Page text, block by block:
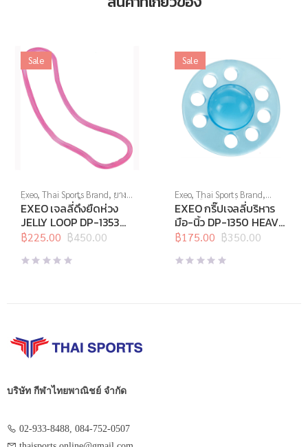
Sale
Exeo,Thai Sports Brand, ยาง
ยืด,สร้างกล้ามเนื้อ,สินค้าล็อต
สุดท้าย,อุปกรณ์คลายกล้ามเนื้อ
อุปกรณ์บริหารกาย,อุปกรณ์ยืด
เหยียด,อุปกรณ์สุขภาพเพื่อผู้สูง
วัย
อุปกรณ์เพื่อสุขภาพ
EXEO เจลลี่ดึงยืดห่วง
JELLY LOOP DP-1353
Light (ชมพู)
฿450.00
Original
price
was:
฿225.00
Current
price
is:
Sale
Exeo,Thai Sports Brand,
บริหารมือ,สินค้าล็อตสุดท้าย,
อุปกรณ์คลายกล้ามเนื้อ,อุปกรณ์
บริหารกาย,อุปกรณ์ยืดเหยียด,
อุปกรณ์เพื่อสุขภาพ
EXEO กริ๊ปเจลลี่บริหาร
มือ-นิ้ว DP-1350 HEAVY
(ฟ้า)
฿350.00
Original
price
was:
฿175.00
Current
price
is:
บริษัท กีฬาไทยพาณิชย์ จำกัด
02-933-8488, 084-752-0507